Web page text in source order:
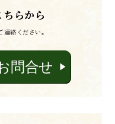
らから
絡ください。